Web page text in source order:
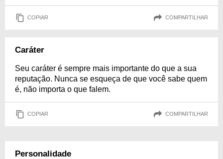
COPIAR COMPARTILHAR
Caráter
Seu caráter é sempre mais importante do que a sua
reputação. Nunca se esqueça de que você sabe quem
é, não importa o que falem.
COPIAR COMPARTILHAR
Personalidade